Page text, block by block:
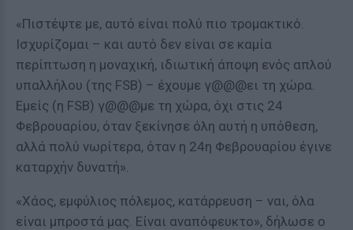
«Πιστέψτε με, αυτό είναι πολύ πιο τρομακτικό.
Ισχυρίζομαι – και αυτό δεν είναι σε καμία
περίπτωση η μοναχική, ιδιωτική άποψη ενός απλού
υπαλλήλου (της FSB) – έχουμε γ@@@ει τη χώρα.
Εμείς (η FSB) γ@@@με τη χώρα, όχι στις 24
Φεβρουαρίου, όταν ξεκίνησε όλη αυτή η υπόθεση,
αλλά πολύ νωρίτερα, όταν η 24η Φεβρουαρίου έγινε
καταρχήν δυνατή».
«Χάος, εμφύλιος πόλεμος, κατάρρευση – ναι, όλα
είναι μπροστά μας. Είναι αναπόφευκτο», δήλωσε ο